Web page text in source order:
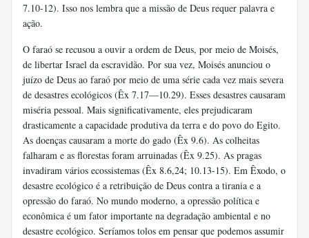
7.10-12). Isso nos lembra que a missão de Deus requer palavra e
ação.
O faraó se recusou a ouvir a ordem de Deus, por meio de Moisés,
de libertar Israel da escravidão. Por sua vez, Moisés anunciou o
juízo de Deus ao faraó por meio de uma série cada vez mais severa
de desastres ecológicos (Êx 7.17—10.29). Esses desastres causaram
miséria pessoal. Mais significativamente, eles prejudicaram
drasticamente a capacidade produtiva da terra e do povo do Egito.
As doenças causaram a morte do gado (Êx 9.6). As colheitas
falharam e as florestas foram arruinadas (Êx 9.25). As pragas
invadiram vários ecossistemas (Êx 8.6,24; 10.13-15). Em Êxodo, o
desastre ecológico é a retribuição de Deus contra a tirania e a
opressão do faraó. No mundo moderno, a opressão política e
econômica é um fator importante na degradação ambiental e no
desastre ecológico. Seríamos tolos em pensar que podemos assumir